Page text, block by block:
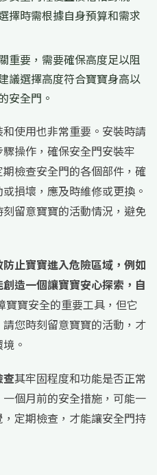
擇時需根據自身預算和需求
重要，需要確保高度足以阻
議選擇高度符合寶寶身高以
安全門。
使用也非常重要。安裝時請
操作，確保安全門安裝牢
檢查安全門的各個部件，確
損壞，應及時維修或更換。
留意寶寶的活動情況，避免
止寶寶進入危險區域，例如
造一個讓寶寶安心探索，自
寶寶安全的重要工具，但它
您時刻留意寶寶的活動，才
。
查其牢固程度和功能是否正常
個月前的安全措施，可能一
定期檢查，才能讓安全門持